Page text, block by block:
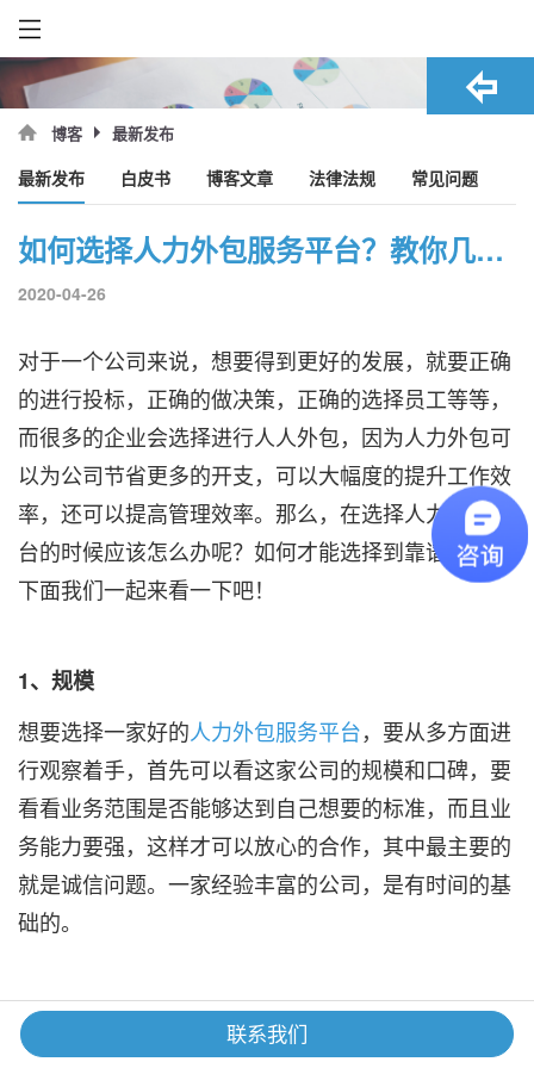
博客 最新发布
最新发布 白皮书 博客文章 法律法规 常见问题
如何选择人力外包服务平台？教你几招！
2020-04-26
对于一个公司来说，想要得到更好的发展，就要正确
的进行投标，正确的做决策，正确的选择员工等等，
而很多的企业会选择进行人人外包，因为人力外包可
以为公司节省更多的开支，可以大幅度的提升工作效
率，还可以提高管理效率。那么，在选择人力外包平
台的时候应该怎么办呢？如何才能选择到靠谱的呢？
下面我们一起来看一下吧！
1、规模
想要选择一家好的人力外包服务平台，要从多方面进
行观察着手，首先可以看这家公司的规模和口碑，要
看看业务范围是否能够达到自己想要的标准，而且业
务能力要强，这样才可以放心的合作，其中最主要的
就是诚信问题。一家经验丰富的公司，是有时间的基
础的。
2、人力资源池丰富
联系我们